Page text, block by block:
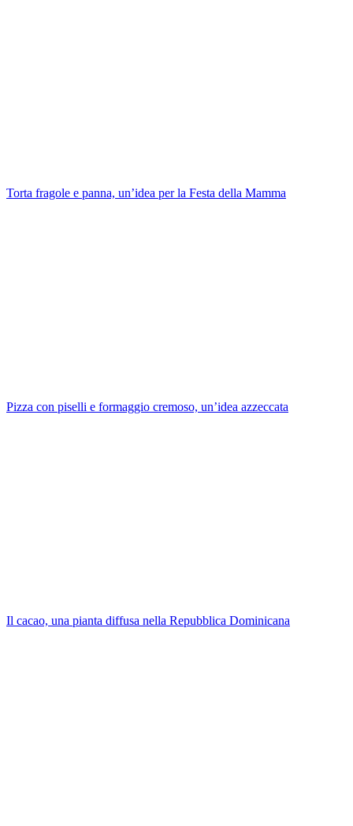
Torta fragole e panna, un’idea per la Festa della Mamma
Pizza con piselli e formaggio cremoso, un’idea azzeccata
Il cacao, una pianta diffusa nella Repubblica Dominicana